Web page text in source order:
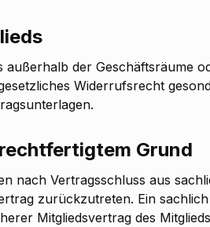
außerhalb der Geschäftsräume
Widerrufsrecht
Grund
nach Vertragsschluss aus
zurückzutreten. Ein
Mitgliedsvertrag des